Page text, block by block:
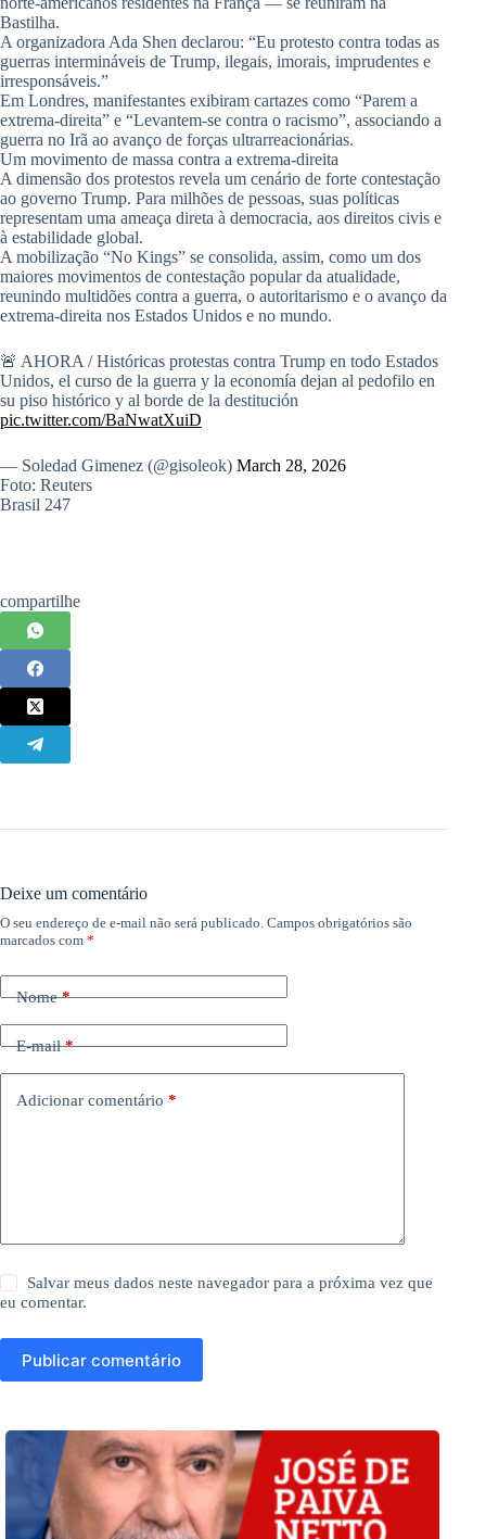
Bastilha.
A organizadora Ada Shen declarou: “Eu protesto contra todas as
guerras intermináveis de Trump, ilegais, imorais, imprudentes e
irresponsáveis.”
Em Londres, manifestantes exibiram cartazes como “Parem a
extrema-direita” e “Levantem-se contra o racismo”, associando a
guerra no Irã ao avanço de forças ultrarreacionárias.
Um movimento de massa contra a extrema-direita
A dimensão dos protestos revela um cenário de forte contestação
ao governo Trump. Para milhões de pessoas, suas políticas
representam uma ameaça direta à democracia, aos direitos civis e
à estabilidade global.
A mobilização “No Kings” se consolida, assim, como um dos
maiores movimentos de contestação popular da atualidade,
reunindo multidões contra a guerra, o autoritarismo e o avanço da
extrema-direita nos Estados Unidos e no mundo.
🚨 AHORA / Históricas protestas contra Trump en todo Estados
Unidos, el curso de la guerra y la economía dejan al pedofilo en
su piso histórico y al borde de la destitución
pic.twitter.com/BaNwatXuiD
— Soledad Gimenez (@gisoleok) March 28, 2026
Foto: Reuters
Brasil 247
compartilhe
Deixe um comentário
O seu endereço de e-mail não será publicado. Campos obrigatórios são
marcados com *
Nome*
E-mail*
Adicionar comentário *
Salvar meus dados neste navegador para a próxima vez que
eu comentar.
Publicar comentário